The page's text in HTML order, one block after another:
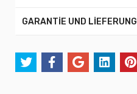
GARANTİE UND LİEFERUNG